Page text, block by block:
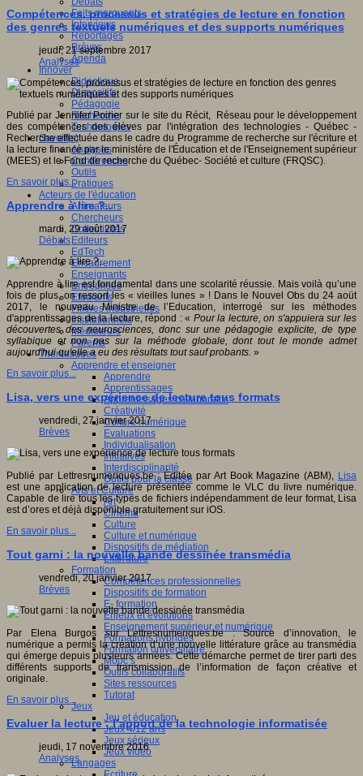
Faits marquants
Interviews
Reportages
Brèves
Agenda
Innover
Didactique
Dispositifs
Pédagogie
Recherche
Technologies
Savoir(s)
Analyses
Conférences
Outils
Pratiques
Acteurs de l'éducation
Animateurs
Chercheurs
Collectivités
Editeurs
EdTech
Encadrement
Enseignants
Entreprises
Etudiants
Filières industrielles
Institutionnels
Médiateurs
Parents
Thématiques
Apprendre et enseigner
Apprendre
Apprentissages
Apprentissages collaboratifs
Créativité
Culture numérique
Evaluations
Individualisation
Initiatives
Interdisciplinarité
Outils pour la classe
Arts et Culture
Art
Cinéma
Culture
Culture et numérique
Dispositifs de médiation
Littérature
Formation
Compétences professionnelles
Dispositifs de formation
E- formation
Enjeux et évolutions
Enseignement supérieur et numérique
Formations hybrides
Formation universitaire
Mooc’s
Outils collaboratifs
Sites ressources
Tutorat
Jeux
Jeu et éducation
Jeux 4/12 ans
Jeux sérieux
Jeux vidéo
Langages
Compétences, processus et stratégies de lecture en fonction
des genres textuels numériques et des supports numériques
jeudi, 21 septembre 2017
Analyses
Publié par Jennifer Poirier sur le site du Récit, Réseau pour le développement
des compétences des élèves par l'intégration des technologies - Québec -
Recherche effectuée dans le cadre du Programme de recherche sur l'écriture et
la lecture financé par le ministère de l'Éducation et de l'Enseignement supérieur
(MEES) et le Fond de recherche du Québec- Société et culture (FRQSC).
En savoir plus...
Apprendre à lire ?..
mardi, 29 août 2017
Débats
Apprendre à lire est fondamental dans une scolarité réussie. Mais voilà qu’une
fois de plus, on ressort les « vieilles lunes » ! Dans le Nouvel Obs du 24 aoüt
2017, le nouveau Ministre de l’Education, interrogé sur les méthodes
d'apprentissages de la lecture, répond : « Pour la lecture, on s'appuiera sur les
découvertes des neurosciences, donc sur une pédagogie explicite, de type
syllabique et non pas sur la méthode globale, dont tout le monde admet
aujourd'hui qu'elle a eu des résultats tout sauf probants. »
En savoir plus...
Lisa, vers une expérience de lecture tous formats
vendredi, 27 janvier 2017
Brèves
Publié par Lettresnumeriques.be : Éditée par Art Book Magazine (ABM), Lisa
est une application de lecture présentée comme le VLC du livre numérique.
Capable de lire tous les types de fichiers indépendamment de leur format, Lisa
est d’ores et déjà disponible gratuitement sur iOS.
En savoir plus...
Tout garni : la nouvelle bande dessinée transmédia
vendredi, 20 janvier 2017
Brèves
Par Elena Burgos sur Lettresnumeriques.be : Source d’innovation, le
numérique a permis la création d’une nouvelle littérature grâce au transmédia
qui émerge depuis plusieurs années. Cette démarche permet de tirer parti des
différents supports de transmission de l’information de façon créative et
originale.
En savoir plus...
Evaluer la lecture : l’apport de la technologie informatisée
jeudi, 17 novembre 2016
Analyses